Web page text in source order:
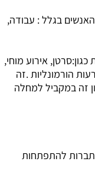
בגלל : עבודה,
אירוע מוחי,
הורמונליות .זה
זה במקביל למחלה
להתפתחות